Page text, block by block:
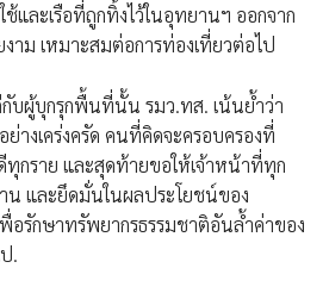
ช้และเรือที่ถูกทิ้งไว้ในอุทยานฯ ออกจาก
าม เหมาะสมต่อการท่องเที่ยวต่อไป
บผู้บุกรุกพื้นที่นั้น รมว.ทส. เน้นย้ำว่า
งเคร่งครัด คนที่คิดจะครอบครองที่
ทุกราย และสุดท้ายขอให้เจ้าหน้าที่ทุก
น และยึดมั่นในผลประโยชน์ของ
อรักษาทรัพยากรธรรมชาติอันล้ำค่าของ
.